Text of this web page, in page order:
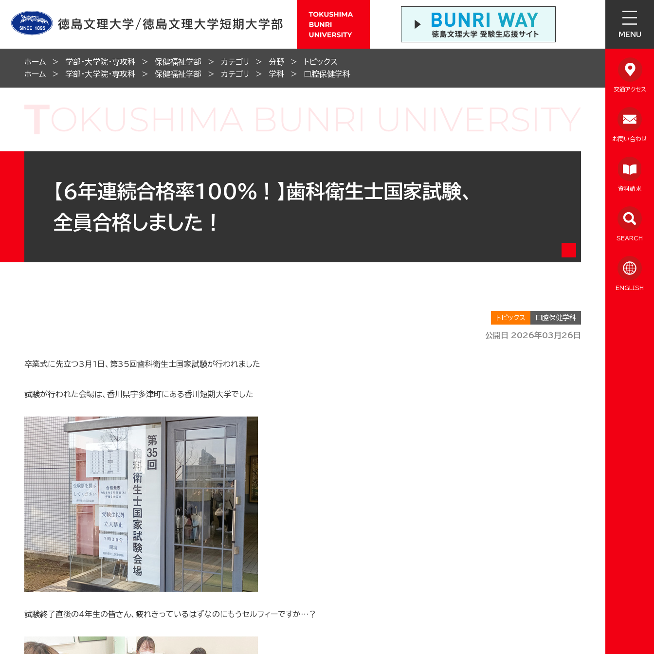
MENU
交通アクセス
お問い合わせ
資料請求
SEARCH
ENGLISH
ホーム 学部・大学院・専攻科 保健福祉学部 カテゴリ 分野
トピックス
ホーム
学部・大学院・専攻科 保健福祉学部 カテゴリ 学科 口腔保健学科
【6年連続合格率100％！】歯科衛生士国家試験、
全員合格しました！
トピックス 口腔保健学科
公開日 2026年03月26日
卒業式に先立つ3月1日、第35回歯科衛生士国家試験が行われました
試験が行われた会場は、香川県宇多津町にある香川短期大学でした
試験終了直後の4年生の皆さん、疲れきっているはずなのにもうセルフィーですか…？